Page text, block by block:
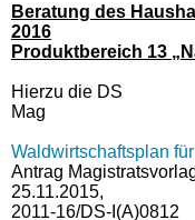
Beratung des
2016
Produktbereich 13
Hierzu die DS
Mag 2011-
Waldwirtschaftsplan
Antrag
25.11.2015,
2011-16/DS-I(A)0812